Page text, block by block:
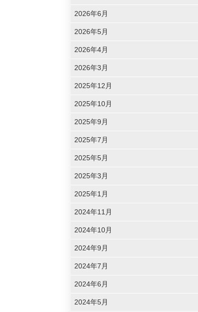
2026年6月
2026年5月
2026年4月
2026年3月
2025年12月
2025年10月
2025年9月
2025年7月
2025年5月
2025年3月
2025年1月
2024年11月
2024年10月
2024年9月
2024年7月
2024年6月
2024年5月